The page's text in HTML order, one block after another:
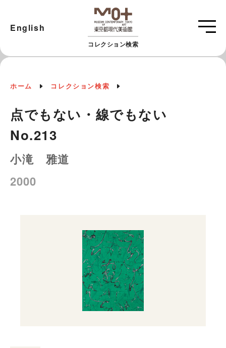
コレクション検索
English
ホーム コレクション検索
点でもない・線でもない
No.213
小滝 雅道
2000